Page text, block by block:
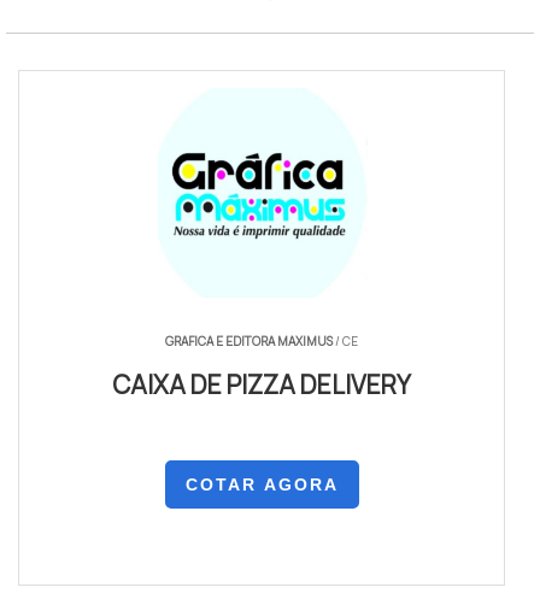
GRAFICA E EDITORA MAXIMUS/ CE
CAIXA DE PIZZA DELIVERY
COTAR AGORA